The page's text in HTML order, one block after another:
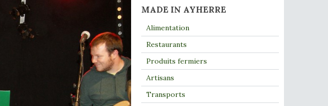
MADE IN AYHERRE
Alimentation
Restaurants
Produits fermiers
Artisans
Transports